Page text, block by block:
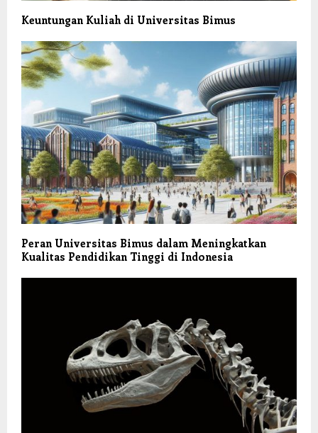
Keuntungan Kuliah di Universitas Bimus
Peran Universitas Bimus dalam Meningkatkan
Kualitas Pendidikan Tinggi di Indonesia